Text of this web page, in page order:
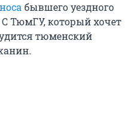
а бывшего уездного
ТюмГУ, который хочет
тюменский